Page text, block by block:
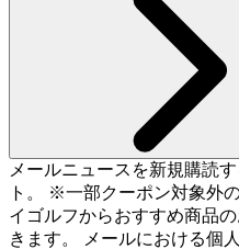
メールニュースを新規購読
ト。 ※一部クーポン対象外
イゴルフからおすすめ商品
きます。 メールにおける個